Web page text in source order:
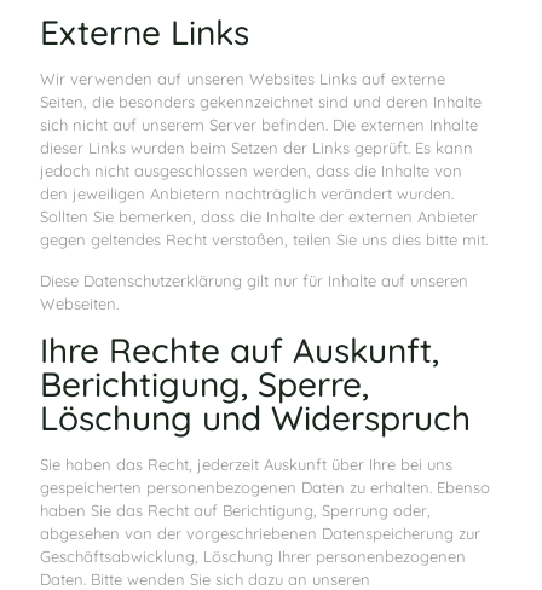
Externe Links
Wir verwenden auf unseren Websites Links auf externe
Seiten, die besonders gekennzeichnet sind und deren Inhalte
sich nicht auf unserem Server befinden. Die externen Inhalte
dieser Links wurden beim Setzen der Links geprüft. Es kann
jedoch nicht ausgeschlossen werden, dass die Inhalte von
den jeweiligen Anbietern nachträglich verändert wurden.
Sollten Sie bemerken, dass die Inhalte der externen Anbieter
gegen geltendes Recht verstoßen, teilen Sie uns dies bitte mit.
Diese Datenschutzerklärung gilt nur für Inhalte auf unseren
Webseiten.
Ihre Rechte auf Auskunft,
Berichtigung, Sperre,
Löschung und Widerspruch
Sie haben das Recht, jederzeit Auskunft über Ihre bei uns
gespeicherten personenbezogenen Daten zu erhalten. Ebenso
haben Sie das Recht auf Berichtigung, Sperrung oder,
abgesehen von der vorgeschriebenen Datenspeicherung zur
Geschäftsabwicklung, Löschung Ihrer personenbezogenen
Daten. Bitte wenden Sie sich dazu an unseren